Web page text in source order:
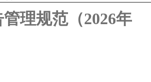
干燥综合征：不只是”口干眼
理规范（2026年